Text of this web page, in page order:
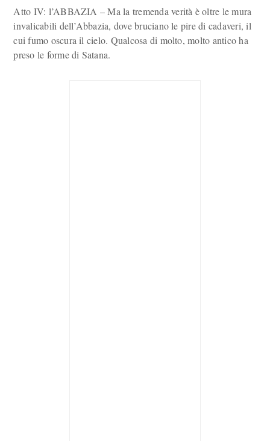
Atto IV: l’ABBAZIA – Ma la tremenda verità è oltre le mura
invalicabili dell’Abbazia, dove bruciano le pire di cadaveri, il
cui fumo oscura il cielo. Qualcosa di molto, molto antico ha
preso le forme di Satana.